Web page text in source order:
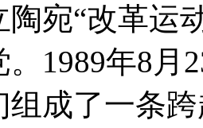
陶宛“改革运
。1989年8月
组成了一条